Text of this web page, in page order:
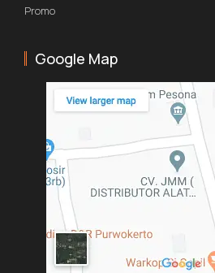
Promo
Google Map